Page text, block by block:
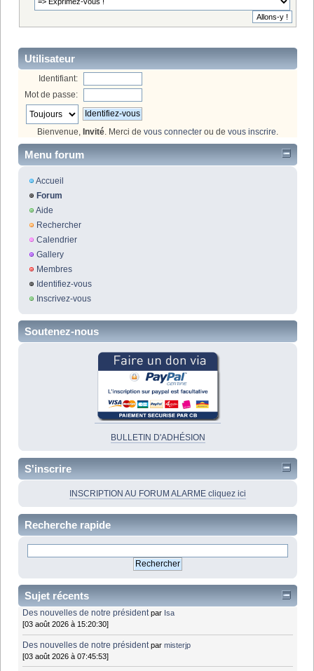
Utilisateur
Identifiant:
Mot de passe:
Bienvenue, Invité . Merci de vous connecter ou de vous inscrire
Menu forum
Accueil
Forum
Aide
Rechercher
Calendrier
Gallery
Membres
Identifiez-vous
Inscrivez-vous
Soutenez-nous
BULLETIN D'ADHÉSION
S'inscrire
INSCRIPTION AU FORUM ALARME cliquez ici
Recherche rapide
Sujet récents
Des nouvelles de notre président par Isa
[03 août 2026 à 15:20:30]
Des nouvelles de notre président parmisterjp
[03 août 2026 à 07:45:53]